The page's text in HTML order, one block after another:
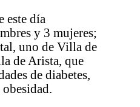
este día
y 3 mujeres;
uno de Villa de
de Arista, que
de diabetes,